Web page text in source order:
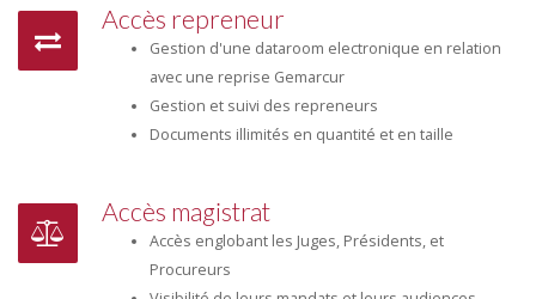
Accès repreneur
Gestion d'une dataroom electronique en relation
avec une reprise Gemarcur
Gestion et suivi des repreneurs
Documents illimités en quantité et en taille
Accès magistrat
Accès englobant les Juges, Présidents, et
Procureurs